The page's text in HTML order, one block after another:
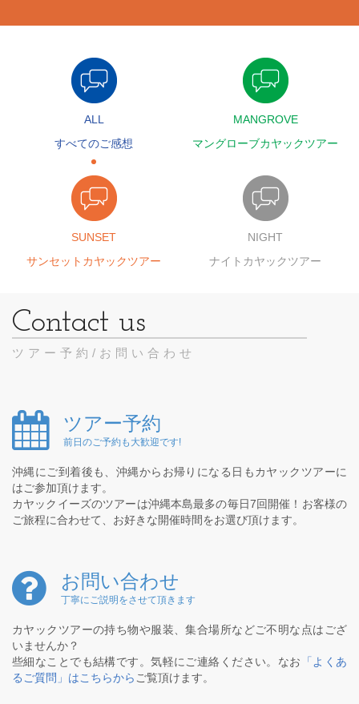
ALL
すべてのご感想
MANGROVE
マングローブカヤックツアー
SUNSET
サンセットカヤックツアー
NIGHT
ナイトカヤックツアー
ツアー予約/お問い合わせ
ツアー予約
前日のご予約も大歓迎です!
沖縄にご到着後も、沖縄からお帰りになる日もカヤックツアーに
はご参加頂けます。
カヤックイーズのツアーは沖縄本島最多の毎日7回開催！お客様の
ご旅程に合わせて、お好きな開催時間をお選び頂けます。
お問い合わせ
丁寧にご説明をさせて頂きます
カヤックツアーの持ち物や服装、集合場所などご不明な点はござ
いませんか？
些細なことでも結構です。気軽にご連絡ください。なお
「よくあ
るご質問」はこちらから ご覧頂けます。